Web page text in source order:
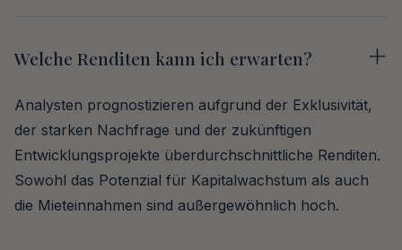
Welche Renditen kann ich erwarten?
Analysten prognostizieren aufgrund der Exklusivität,
der starken Nachfrage und der zukünftigen
Entwicklungsprojekte überdurchschnittliche Renditen.
Sowohl das Potenzial für Kapitalwachstum als auch
die Mieteinnahmen sind außergewöhnlich hoch.